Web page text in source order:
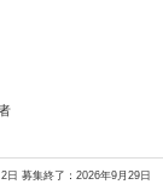
日 募集終了：2026年9月29日